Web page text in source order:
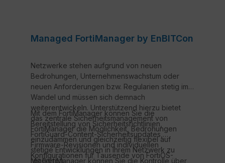
Managed FortiManager by EnBITCon
Netzwerke stehen aufgrund von neuen
Bedrohungen, Unternehmenswachstum oder
neuen Anforderungen bzw. Regularien stetig im
Wandel und müssen sich demnach
weiterentwickeln. Unterstützend hierzu bietet
das zentrale Sicherheitsmanagement von
FortiManager die Möglichkeit, Bedrohungen
einzudämmen und gleichzeitig flexibel auf
stetige Entwicklungen in Ihrem Netzwerk zu
reagieren.
Mit dem FortiManager können Sie die
Bereitstellung von Sicherheitsrichtlinien,
FortiGuard-Content-Sicherheitsupdates,
Firmware-Revisionen und individuellen
Konfigurationen für Tausende von FortiOS-
Mit FortiManager können Sie die Kontrolle über